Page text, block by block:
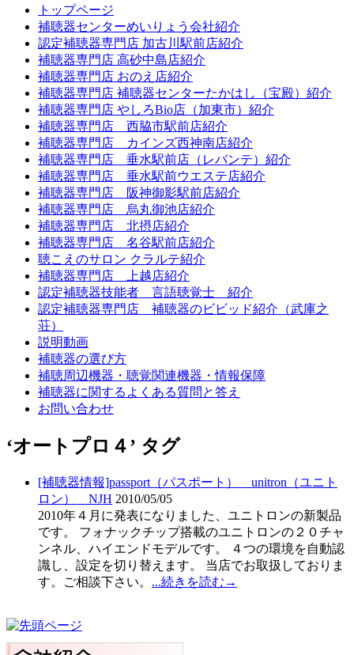
トップページ
補聴器センターめいりょう会社紹介
認定補聴器専門店 加古川駅前店紹介
補聴器専門店 高砂中島店紹介
補聴器専門店 おのえ店紹介
補聴器専門店 補聴器センターたかはし（宝殿）紹介
補聴器専門店 やしろBio店（加東市）紹介
補聴器専門店 西脇市駅前店紹介
補聴器専門店 カインズ西神南店紹介
補聴器専門店 垂水駅前店（レバンテ）紹介
補聴器専門店 垂水駅前ウエステ店紹介
補聴器専門店 阪神御影駅前店紹介
補聴器専門店 烏丸御池店紹介
補聴器専門店 北摂店紹介
補聴器専門店 名谷駅前店紹介
聴こえのサロン クラルテ紹介
補聴器専門店 上越店紹介
認定補聴器技能者 言語聴覚士 紹介
認定補聴器専門店 補聴器のビビッド紹介（武庫之
荘）
説明動画
補聴器の選び方
補聴周辺機器・聴覚関連機器・情報保障
補聴器に関するよくある質問と答え
お問い合わせ
‘オートプロ４’ タグ
[補聴器情報]passport（パスポート）＿unitron（ユニト
ロン）＿NJH 2010/05/05
2010年４月に発表になりました、ユニトロンの新製品
です。 フォナックチップ搭載のユニトロンの２０チャ
ンネル、ハイエンドモデルです。 ４つの環境を自動認
識し、設定を切り替えます。 当店でお取扱しておりま
す。ご相談下さい。 ...続きを読む→